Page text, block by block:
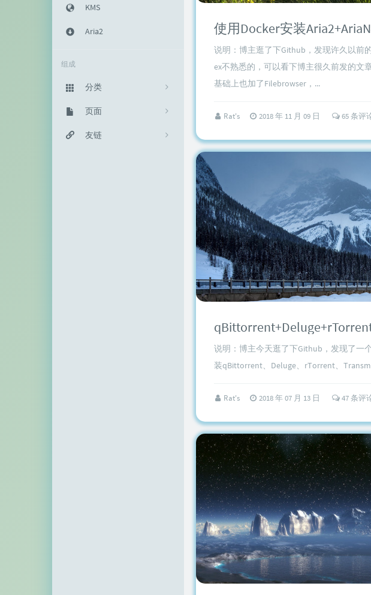
KMS
Aria2
组成
分类
333
主机教程
235
建站知识
页面
归档栏
友链
说明：博主逛了下Github，发现许久以前
ex不熟悉的，可以看下博主很久前发的文
基础上也加了Filebrowser，...
Rat's 2018 年 11 月 09 日 65 条评
说明：博主今天逛了下Github，发现了一
装qBittorrent、Deluge、rTorrent、
Rat's 2018 年 07 月 13 日 47 条评